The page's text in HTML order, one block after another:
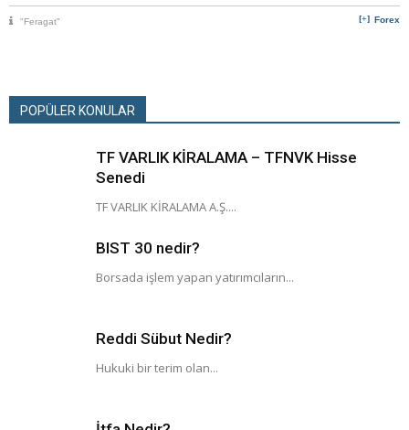
Forex
"Feragat"
POPÜLER KONULAR
TF VARLIK KİRALAMA – TFNVK Hisse
Senedi
TF VARLIK KİRALAMA A.Ş....
BIST 30 nedir?
Borsada işlem yapan yatırımcıların...
Reddi Sübut Nedir?
Hukuki bir terim olan...